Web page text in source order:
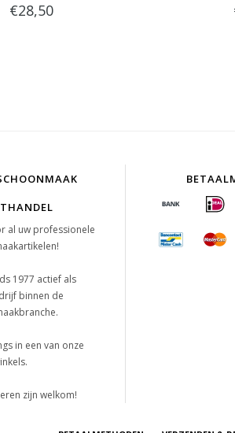
€28,50
al uw professionele
1977 actief als
binnen de
in een van onze
zijn welkom!